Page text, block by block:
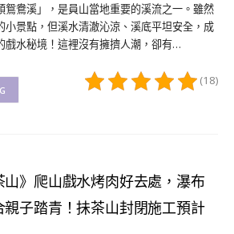
鴛鴦溪」，是員山當地重要的溪流之一。雖然
小景點，但溪水清澈沁涼、溪底平坦安全，成
戲水秘境！這裡沒有擁擠人潮，卻有…
(18)
山》爬山戲水烤肉好去處，瀑布
親子踏青！抺茶山封閉施工預計